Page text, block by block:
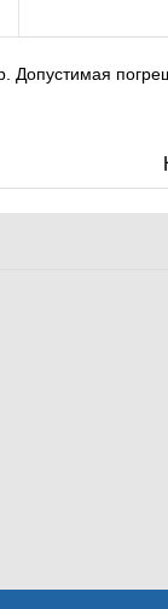
Допустимая